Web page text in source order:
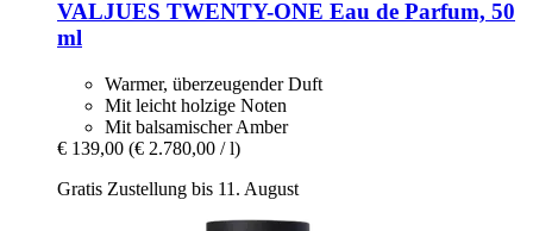
VALJUES TWENTY-​ONE Eau de Parfum, 50
ml
Warmer, überzeugender Duft
Mit leicht holzige Noten
Mit balsamischer Amber
€ 139,00 (€ 2.780,00 / l)
Gratis Zustellung bis 11. August